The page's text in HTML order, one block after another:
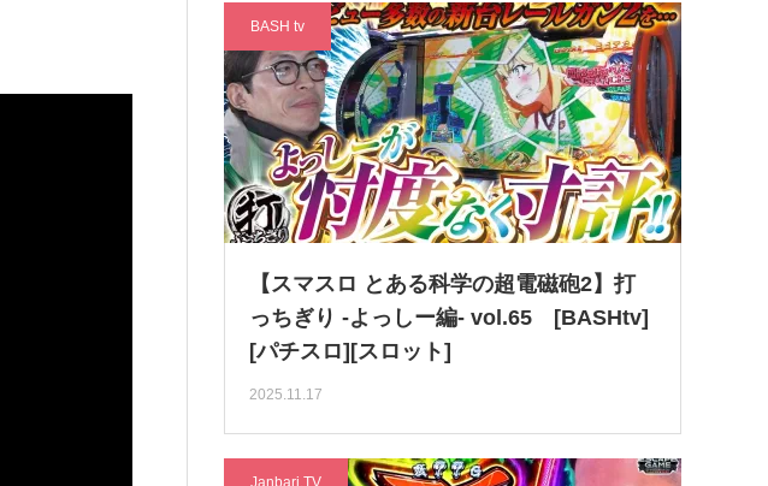
BASH tv
【スマスロ とある科学の超電磁砲2】打
っちぎり -よっしー編- vol.65 [BASHtv]
[パチスロ][スロット]
2025.11.17
Janbari.TV